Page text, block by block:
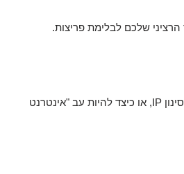
שלכם לבלימת פריצות.
הוו במקום נכון: הפעלת סינון IP, או כיצד להיות עב "אינטרנט